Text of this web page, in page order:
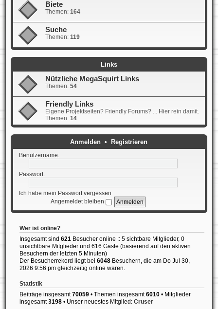
Biete
Themen: 164
Suche
Themen: 119
Links
Nützliche MegaSquirt Links
Themen: 54
Friendly Links
Eigene Projektseiten? Friendly Forums? ... Hier rein damit.
Themen: 14
Anmelden • Registrieren
Benutzername:
Passwort:
Ich habe mein Passwort vergessen
Angemeldet bleiben
Wer ist online?
Insgesamt sind 621 Besucher online :: 5 sichtbare Mitglieder, 0
unsichtbare Mitglieder und 616 Gäste (basierend auf den aktiven
Besuchern der letzten 5 Minuten)
Der Besucherrekord liegt bei 6048Besuchern, die am Do Jul 30,
2026 9:56 pm gleichzeitig online waren.
Statistik
Beiträge insgesamt70059• Themen insgesamt6010• Mitglieder
insgesamt3198• Unser neuestes Mitglied: Cruser